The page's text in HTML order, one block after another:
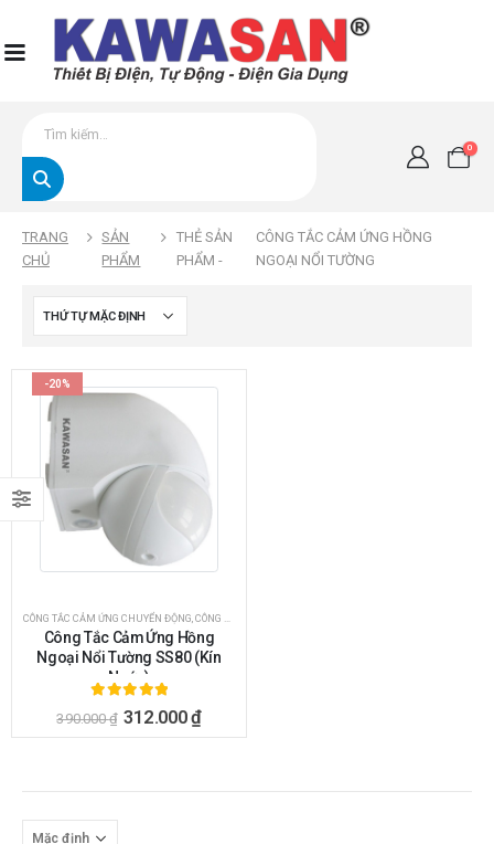
0
TRANG
CHỦ
SẢN
PHẨM
THẺ SẢN
PHẨM -
CÔNG TẮC CẢM ỨNG HỒNG
NGOẠI NỔI TƯỜNG
-20%
CÔNG TẮC CẢM ỨNG CHUYỂN ĐỘNG CÔNG TẮC CẢM ỨNG HỒNG NGOẠI
Công Tắc Cảm Ứng Hồng
Ngoại Nổi Tường SS80 (Kín
Nước)
ngoài 5
390.000₫ 312.000₫